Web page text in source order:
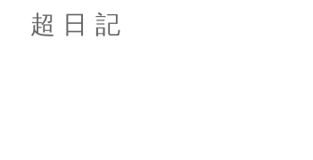
超日記